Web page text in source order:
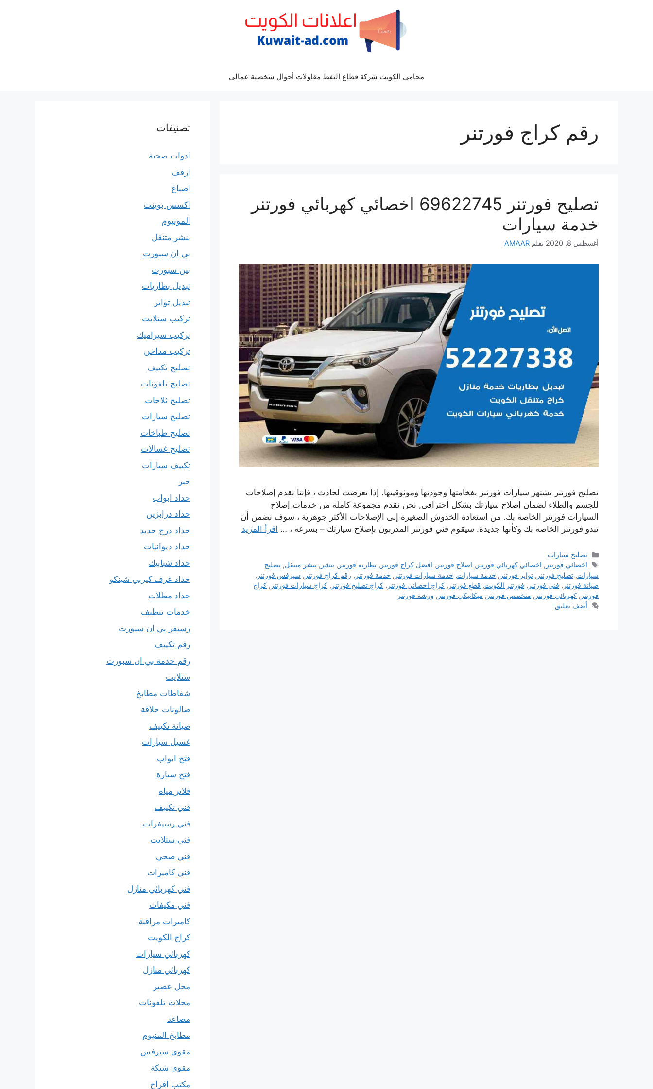
محامي الكويت شركة قطاع النفط مقاولات أحوال شخصية عمالي
رقم كراج فورتنر
تصليح فورتنر 69622745 اخصائي كهربائي فورتنر
خدمة سيارات
أغسطس 8, 2020 بقلم AMAAR
تصليح فورتنر تشتهر سيارات فورتنر بفخامتها وجودتها وموثوقيتها. إذا تعرضت لحادث ، فإننا نقدم إصلاحات
للجسم والطلاء لضمان إصلاح سيارتك بشكل احترافي, نحن نقدم مجموعة كاملة من خدمات إصلاح
السيارات فورتنر الخاصة بك. من استعادة الخدوش الصغيرة إلى الإصلاحات الأكثر جوهرية ، سوف نضمن أن
تبدو فورتنر الخاصة بك وكأنها جديدة. سيقوم فني فورتنر المدربون بإصلاح سيارتك – بسرعة ، … اقرأ المزيد
التصنيفات
تصليح سيارات
الوسوم
اخصائي فورتنر , اخصائي كهربائي فورتنر , اصلاح فورتنر , افضل كراج فورتنر , بطارية فورتنر , بنشر , بنشر متنقل,تصليح
سيارات, تصليح فورتنر , تواير فورتنر , خدمة سيارات, خدمة سيارات فورتنر , خدمة فورتنر , رقم كراج فورتنر , سيرفس فورتنر ,
صيانة فورتنر , فني فورتنر , فورتنر الكويت, قطع فورتنر , كراج اخصائي فورتنر , كراج تصليح فورتنر , كراج سيارات فورتنر , كراج
فورتنر , كهربائي فورتنر , متخصص فورتنر , ميكانيكي فورتنر , ورشة فورتنر
أضف تعليق
تصنيفات
ادوات صحية
ارفف
اصباغ
اكسس بوينت
المونيوم
بنشر متنقل
بي ان سبورت
بين سبورت
تبديل بطاريات
تبديل تواير
تركيب ستلايت
تركيب سيراميك
تركيب مداخن
تصليح تكييف
تصليح تلفونات
تصليح ثلاجات
تصليح سيارات
تصليح طباخات
تصليح غسالات
تكييف سيارات
حبر
حداد ابواب
حداد درابزين
حداد درج حديد
حداد ديوانيات
حداد شبابيك
حداد غرف كيربي شينكو
حداد مظلات
خدمات تنظيف
رسيفر بي ان سبورت
رقم تكييف
رقم خدمة بي ان سبورت
ستلايت
شفاطات مطابخ
صالونات حلاقة
صيانة تكييف
غسيل سيارات
فتح ابواب
فتح سيارة
فلاتر مياه
فني تكييف
فني رسيفرات
فني ستلايت
فني صحي
فني كاميرات
فني كهربائي منازل
فني مكيفات
كاميرات مراقبة
كراج الكويت
كهربائي سيارات
كهربائي منازل
محل عصير
محلات تلفونات
مصاعد
مطابخ المنيوم
مقوي سيرفس
مقوي شبكة
مكتب افراح